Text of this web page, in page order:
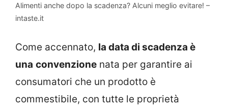
Alimenti anche dopo la scadenza? Alcuni meglio evitare! –
intaste.it
Come accennato, la data di scadenza è
una convenzione nata per garantire ai
consumatori che un prodotto è
commestibile, con tutte le proprietà